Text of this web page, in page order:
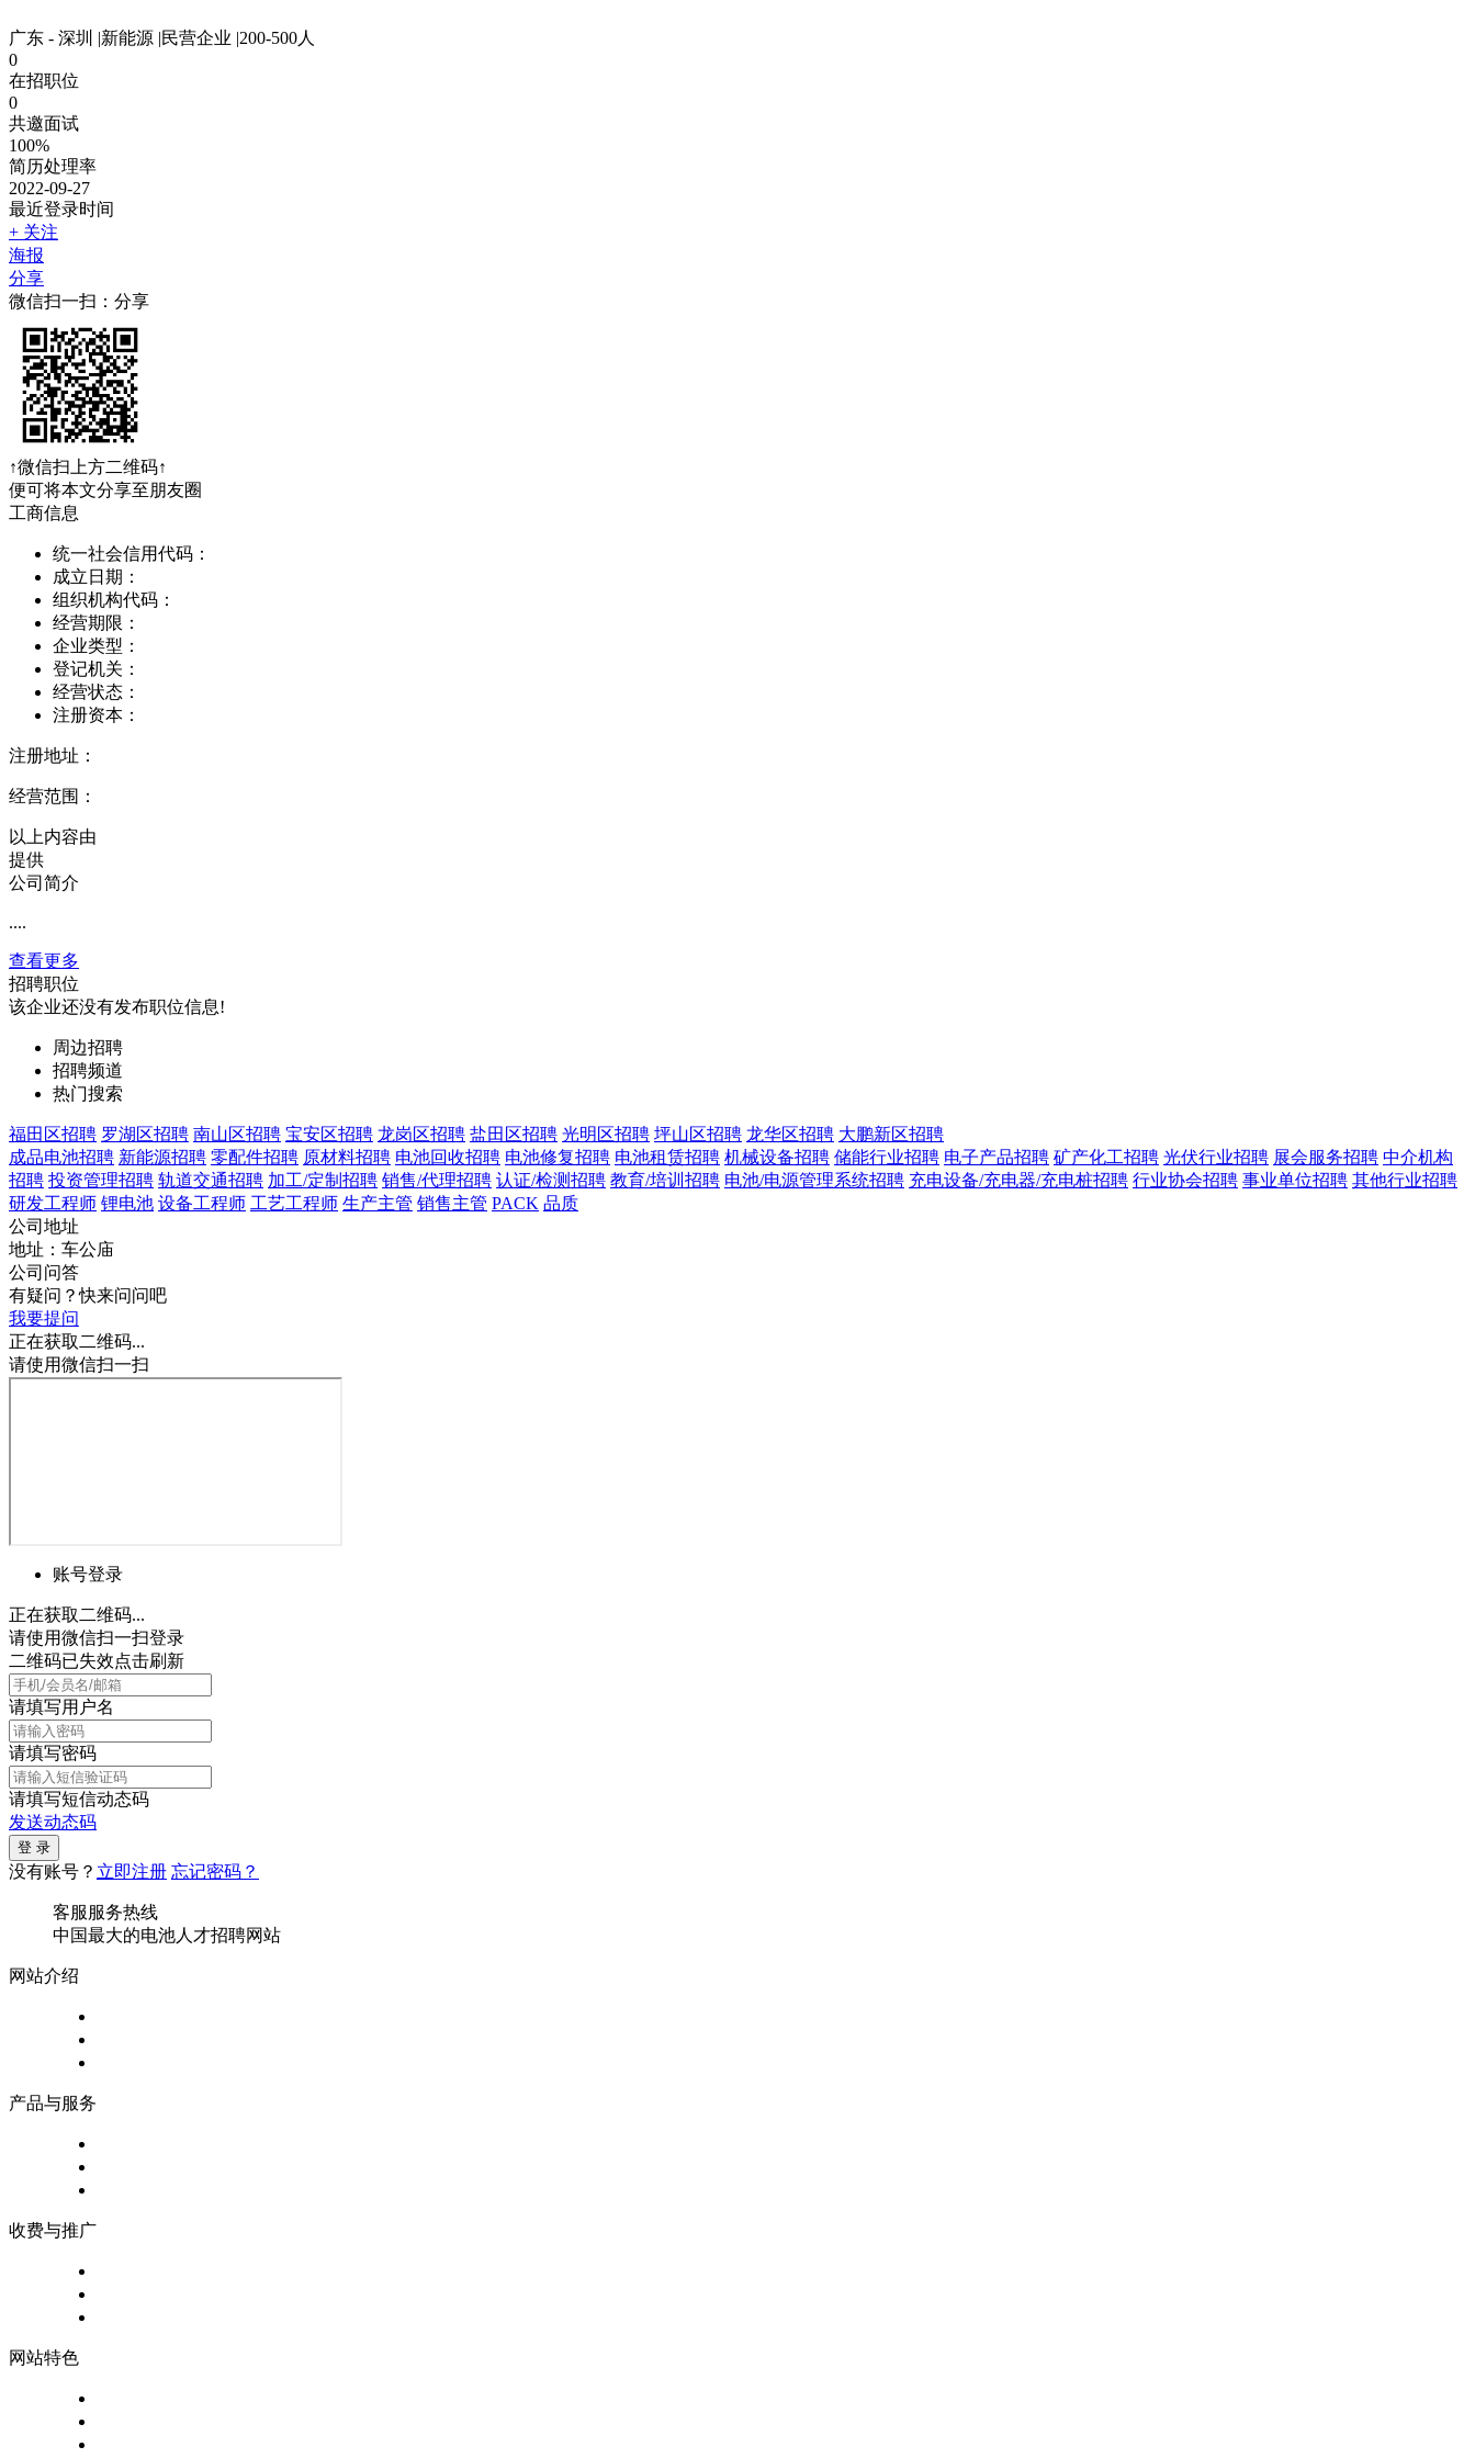
广东 - 深圳 |新能源 |民营企业 |200-500人
0
在招职位
0
共邀面试
100%
简历处理率
2022-09-27
最近登录时间
+ 关注
海报
分享
微信扫一扫：分享
↑微信扫上方二维码↑
便可将本文分享至朋友圈
工商信息
统一社会信用代码：
成立日期：
组织机构代码：
经营期限：
企业类型：
登记机关：
经营状态：
注册资本：
注册地址：
经营范围：
以上内容由
提供
公司简介
....
查看更多
招聘职位
该企业还没有发布职位信息!
周边招聘
招聘频道
热门搜索
福田区招聘 罗湖区招聘 南山区招聘 宝安区招聘 龙岗区招聘 盐田区招聘 光明区招聘 坪山区招聘 龙华区招聘 大鹏新区招聘
成品电池招聘 新能源招聘 零配件招聘 原材料招聘 电池回收招聘 电池修复招聘 电池租赁招聘 机械设备招聘 储能行业招聘 电子产品招聘 矿产化工招聘 光伏行业招聘 展会服务招聘 中介机构
招聘 投资管理招聘 轨道交通招聘 加工/定制招聘 销售/代理招聘 认证/检测招聘 教育/培训招聘 电池/电源管理系统招聘 充电设备/充电器/充电桩招聘 行业协会招聘 事业单位招聘 其他行业招聘
研发工程师 锂电池 设备工程师 工艺工程师 生产主管 销售主管 PACK 品质
公司地址
地址：车公庙
公司问答
有疑问？快来问问吧
我要提问
正在获取二维码...
请使用微信扫一扫
账号登录
正在获取二维码...
请使用微信扫一扫登录
二维码已失效点击刷新
请填写用户名
请填写密码
请填写短信动态码
发送动态码
没有账号？ 立即注册 忘记密码？
客服服务热线
中国最大的电池人才招聘网站
网站介绍
产品与服务
收费与推广
网站特色